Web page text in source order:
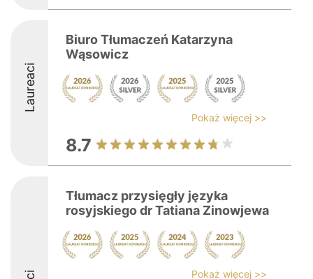
Laureaci
Biuro Tłumaczeń Katarzyna
Wąsowicz
Pokaż więcej >>
8.7
Tłumacz przysięgły języka
rosyjskiego dr Tatiana Zinowjewa
Pokaż więcej >>